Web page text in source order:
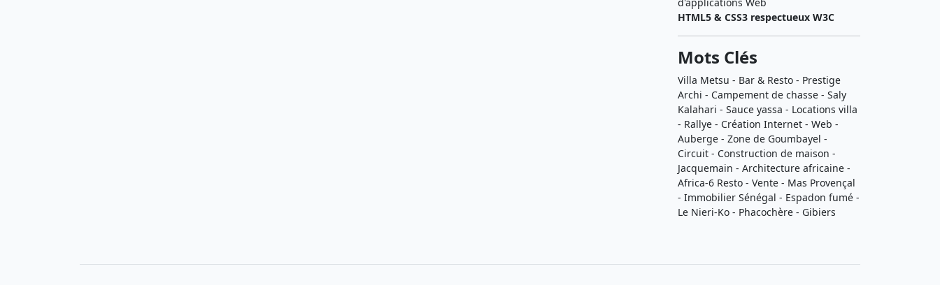
HTML5 & CSS3 respectueux W3C
Mots Clés
Villa Metsu - Bar & Resto - Prestige
Archi - Campement de chasse - Saly
Kalahari - Sauce yassa - Locations villa
- Rallye - Création Internet - Web -
Auberge - Zone de Goumbayel -
Circuit - Construction de maison -
Jacquemain - Architecture africaine -
Africa-6 Resto - Vente - Mas Provençal
- Immobilier Sénégal - Espadon fumé -
Le Nieri-Ko - Phacochère - Gibiers